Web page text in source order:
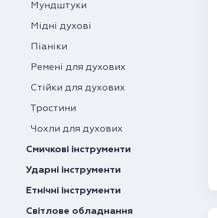
Мундштуки
Мідні духові
Піаніки
Ремені для духових
Стійки для духових
Тростини
Чохли для духових
Смичкові інструменти
Ударні інструменти
Етнічні інструменти
Світлове обладнання